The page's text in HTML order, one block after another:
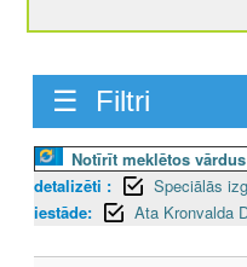
☰ Filtri
Notīrīt meklētos
detalizēti :
Speciālās
iestāde:
Ata Kronvalda